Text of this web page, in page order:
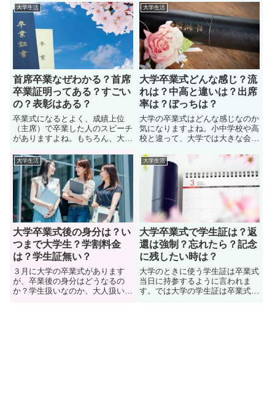
ね。では、日本では四角い帽子を
被って卒業することはあるのか。
海外では大学の卒業式に四角い帽
子を被るけど「日本でもあるの
か？どんな意味なのか？」気にな
る人も多い。では詳しく見ていこ
の卒業式に親が来ると言い出して
おり、自分は友達がいないぼっち
なことを親に知られたくないし、
悲しませたくないと考えている学
生も多い。では、ページを読み進
めてお悩みを解決していこう。
大学生活
首席卒業なぜわかる？首席
卒業証明ってある？すごい
の？表彰はある？
卒業式になるとよく、成績上位
（主席）で卒業した人のスピーチ
がありますよね。もちろん、大学
です。でも、首席卒業はどうやっ
てわかるのか？大学の卒業式で首
席卒業について「なぜわかるの
か？メリットはあるのか？」な
ど、詳しく知りたい学生も多い。
では、詳しく見ていきましょう。
大学生活
大学卒業式どんな感じ？流
れは？中高と違いは？出席
率は？ぼっちは？
大学の卒業式はどんな感じなのか
気になりますよね。小中学校や高
校と違って、大学では大きな会場
実、これから大学の卒業式なのだ
が「どんな感じなのか？」知りた
がっている学生も多い。ここで
は、大学の卒業式に関する方法
「雰囲気、所有時間、流れ、服
装」などについて紹介していま
す。
大学生活
大学卒業式後の身分は？い
つまで大学生？学割料金
は？学生証無い？
３月に大学の卒業式があります
が、卒業後の身分はどうなるの
か？学生扱いなのか、大人扱いな
大学生活
大学卒業式で学生証は？返
還は強制？忘れたら？記念
に残したい時は？
大学のときに使う学生証は卒業式
当日に持参するように言われま
す。では大学の学生証は卒業式当